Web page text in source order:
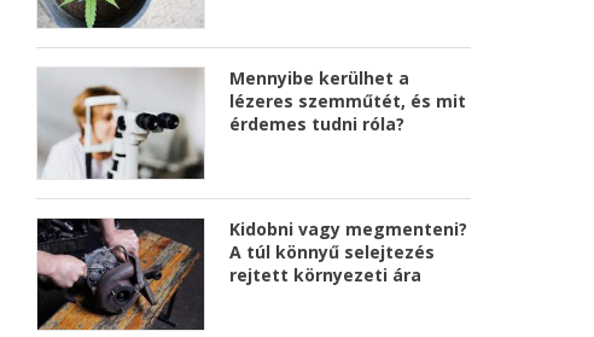
Mennyibe kerülhet a
lézeres szemműtét, és mit
érdemes tudni róla?
Kidobni vagy megmenteni?
A túl könnyű selejtezés
rejtett környezeti ára